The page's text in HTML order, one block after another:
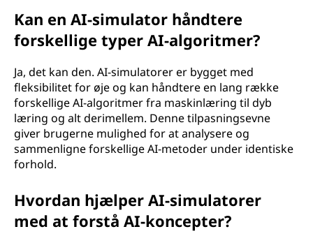
Kan en AI-simulator håndtere
forskellige typer AI-algoritmer?
Ja, det kan den. AI-simulatorer er bygget med
fleksibilitet for øje og kan håndtere en lang række
forskellige AI-algoritmer fra maskinlæring til dyb
læring og alt derimellem. Denne tilpasningsevne
giver brugerne mulighed for at analysere og
sammenligne forskellige AI-metoder under identiske
forhold.
Hvordan hjælper AI-simulatorer
med at forstå AI-koncepter?